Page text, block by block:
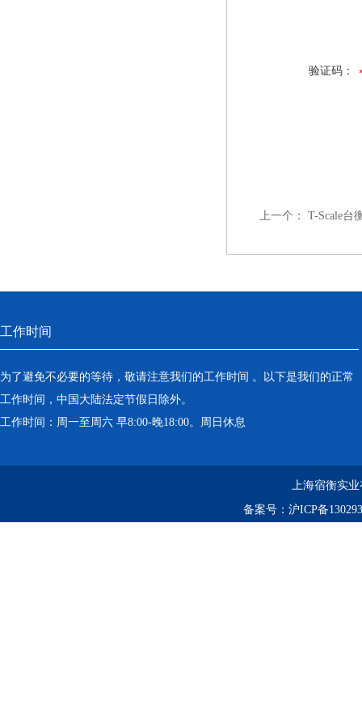
验证码：
上一个： T-Scale台
工作时间
为了避免不必要的等待，敬请注意我们的工作时间 。以下是我们的正常
工作时间，中国大陆法定节假日除外。
工作时间：周一至周六 早8:00-晚18:00。周日休息
上海宿衡实
备案号： 沪ICP备